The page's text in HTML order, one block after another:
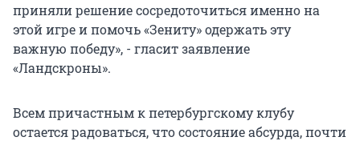
приняли решение сосредоточиться именно на
этой игре и помочь «Зениту» одержать эту
важную победу», - гласит заявление
«Ландскроны».
Всем причастным к петербургскому клубу
остается радоваться, что состояние абсурда, почти